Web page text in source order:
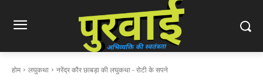
होम लघुकथा नरेंद्र कौर छाबड़ा की लघुकथा - रोटी के सपने